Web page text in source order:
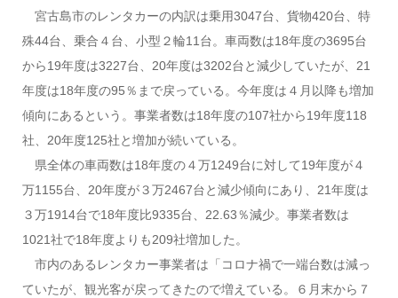
宮古島市のレンタカーの内訳は乗用3047台、貨物420台、特
殊44台、乗合４台、小型２輪11台。車両数は18年度の3695台
から19年度は3227台、20年度は3202台と減少していたが、21
年度は18年度の95％まで戻っている。今年度は４月以降も増加
傾向にあるという。事業者数は18年度の107社から19年度118
社、20年度125社と増加が続いている。
県全体の車両数は18年度の４万1249台に対して19年度が４
万1155台、20年度が３万2467台と減少傾向にあり、21年度は
３万1914台で18年度比9335台、22.63％減少。事業者数は
1021社で18年度よりも209社増加した。
市内のあるレンタカー事業者は「コロナ禍で一端台数は減っ
ていたが、観光客が戻ってきたので増えている。６月末から７